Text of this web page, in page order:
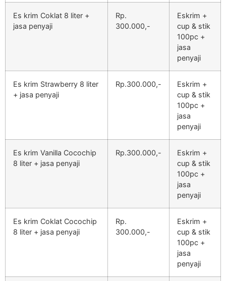
Es krim Coklat 8 liter +
jasa penyaji
Rp.
300.000,-
Eskrim +
cup & stik
100pc +
jasa
penyaji
Es krim Strawberry 8 liter
+ jasa penyaji
Rp.300.000,-
Eskrim +
cup & stik
100pc +
jasa
penyaji
Es krim Vanilla Cocochip
8 liter + jasa penyaji
Rp.300.000,-
Eskrim +
cup & stik
100pc +
jasa
penyaji
Es krim Coklat Cocochip
8 liter + jasa penyaji
Rp.
300.000,-
Eskrim +
cup & stik
100pc +
jasa
penyaji